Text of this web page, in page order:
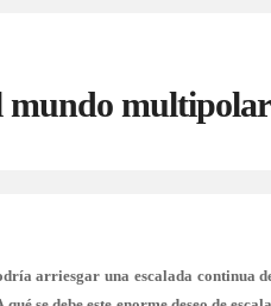
mundo multipolar
arriesgar una escalada